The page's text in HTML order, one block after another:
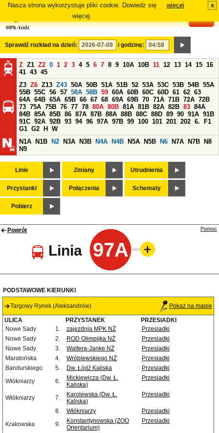
Nasza strona wykorzystuje pliki cookie. Dowiedz się
więcej.
więcej x
Sprawdź rozkład na dzień: i godzinę:
Z Z1 Z2 0 1 2 3 4 5 6 7 8 9 10A 10B 11 12 13 14 15 16
41 43 45
Z3 Z6 Z13 Z43 50A 50B 51A 51B 52 53A 53C 53B 54B 55A
55B 55C 56 57 58A 58B 59 60A 60B 60C 60D 61 62 63
64A 64B 65A 65B 66 67 68 69A 69B 70 71A 71B 72A 72B
73 75A 75B 76 77 78 80A 80B 81A 81B 82A 82B 83 84A
84B 85A 85B 86 87A 87B 88A 88B 88C 88D 89 90 91A 91B
91C 92A 92B 93 94 96 97A 97B 99 100 101 201 202 6.
F1
G1 G2 H
W
N1A
N1B N2 N3A N3B N4A N4B N5A N5B N6 N7A N7B
N8
N9
Linie Zmiany Utrudnienia
Przystanki Połączenia Schematy
Pobierz
Powrót
Linia 97A
Pomoc
PODSTAWOWE KIERUNKI
Targowy Rynek (Aleksandrów) Pokaż na mapie
ULICA PRZYSTANEK
PRZESIADKI
Nowe Sady
1. zajezdnia MPK NŻ
Przesiadki
Nowe Sady
2. ROD Olimpijka NŻ
Przesiadki
Nowe Sady
3. Waltera-Janke NŻ
Przesiadki
Maratońska
4. Wróblewskiego NŻ
Przesiadki
Bandurskiego
5. Dw. Łódź Kaliska
Przesiadki
Włókniarzy
6.
Mickiewicza (Dw. Ł.
Kaliska)
Przesiadki
Włókniarzy 7.
Karolewska (Dw. Ł.
Kaliska)
Przesiadki
8. Włókniarzy
Przesiadki
Krakowska
9.
Konstantynowska (ZOO
Orientarium)
Przesiadki